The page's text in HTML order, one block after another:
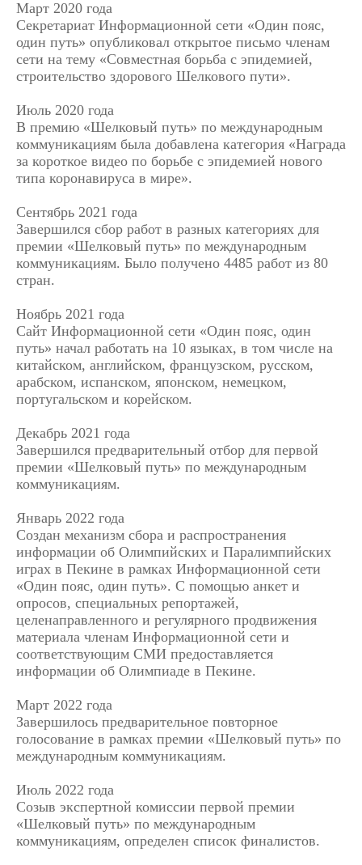
Март 2020 года
Секретариат Информационной сети «Один пояс,
один путь» опубликовал открытое письмо членам
сети на тему «Совместная борьба с эпидемией,
строительство здорового Шелкового пути».
Июль 2020 года
В премию «Шелковый путь» по международным
коммуникациям была добавлена категория «Награда
за короткое видео по борьбе с эпидемией нового
типа коронавируса в мире».
Сентябрь 2021 года
Завершился сбор работ в разных категориях для
премии «Шелковый путь» по международным
коммуникациям. Было получено 4485 работ из 80
стран.
Ноябрь 2021 года
Сайт Информационной сети «Один пояс, один
путь» начал работать на 10 языках, в том числе на
китайском, английском, французском, русском,
арабском, испанском, японском, немецком,
португальском и корейском.
Декабрь 2021 года
Завершился предварительный отбор для первой
премии «Шелковый путь» по международным
коммуникациям.
Январь 2022 года
Создан механизм сбора и распространения
информации об Олимпийских и Паралимпийских
играх в Пекине в рамках Информационной сети
«Один пояс, один путь». С помощью анкет и
опросов, специальных репортажей,
целенаправленного и регулярного продвижения
материала членам Информационной сети и
соответствующим СМИ предоставляется
информации об Олимпиаде в Пекине.
Март 2022 года
Завершилось предварительное повторное
голосование в рамках премии «Шелковый путь» по
международным коммуникациям.
Июль 2022 года
Созыв экспертной комиссии первой премии
«Шелковый путь» по международным
коммуникациям, определен список финалистов.